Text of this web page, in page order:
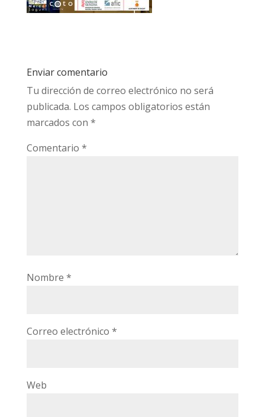
Enviar comentario
Tu dirección de correo electrónico no será
publicada. Los campos obligatorios están
marcados con *
Comentario *
Nombre *
Correo electrónico *
Web